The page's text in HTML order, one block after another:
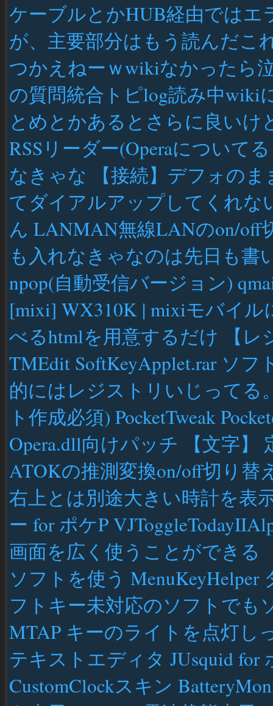
ケーブルとかHUB経由ではエ
が、主要部分はもう読んだ
つかえねーｗwikiなかったら
の質問統合トピlog読み中wiki
とめとかあるとさらに良い
RSSリーダー(Operaについて
なきゃな 【接続】デフォの
てダイアルアップしてくれな
ん LANMAN無線LANのon/off
も入れなきゃなのは先日も書
npop(自動受信バージョン)
[mixi] WX310K | mixiモバイ
べるhtmlを用意するだけ 【
TMEdit SoftKeyApplet.rar ソ
的にはレジストリいじって
ト作成必須) PocketTweak
Opera.dll向けパッチ 【文字】
ATOKの推測変換on/off切り替
右上とは別途大きい時計を表
ー for ポケP
画面を広く使うことができる
ソフトを使う MenuKeyHelper
フトキー未対応のソフトでも
MTAP キーのライトを点灯し
テキストエディタ JUsquid for
CustomClockスキン